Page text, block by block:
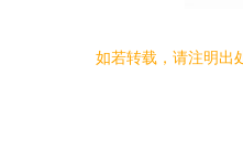
如若转载，请注明